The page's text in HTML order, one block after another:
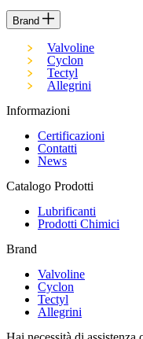
Brand
Valvoline
Cyclon
Tectyl
Allegrini
Informazioni
Certificazioni
Contatti
News
Catalogo Prodotti
Lubrificanti
Prodotti Chimici
Brand
Valvoline
Cyclon
Tectyl
Allegrini